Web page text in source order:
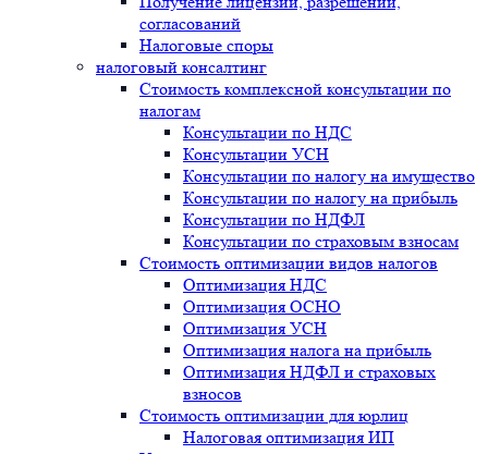
согласований
Налоговые споры
налоговый консалтинг
Стоимость комплексной консультации по
налогам
Консультации по НДС
Консультации УСН
Консультации по налогу на имущество
Консультации по налогу на прибыль
Консультации по НДФЛ
Консультации по страховым взносам
Стоимость оптимизации видов налогов
Оптимизация НДС
Оптимизация ОСНО
Оптимизация УСН
Оптимизация налога на прибыль
Оптимизация НДФЛ и страховых
взносов
Стоимость оптимизации для юрлиц
Налоговая оптимизация ИП